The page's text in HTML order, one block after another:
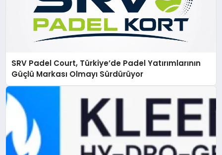
SRV Padel Court, Türkiye’de Padel Yatırımlarının
Güçlü Markası Olmayı Sürdürüyor